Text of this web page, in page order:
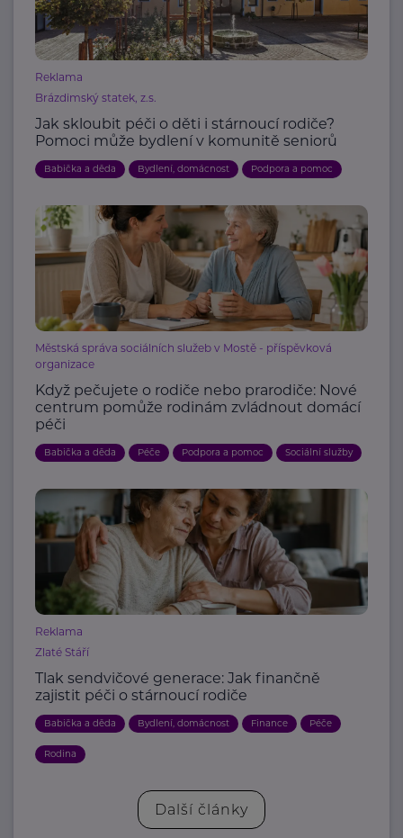
Reklama
Brázdimský statek, z.s.
Jak skloubit péči o děti i stárnoucí rodiče?
Pomoci může bydlení v komunitě seniorů
Babička a děda Bydlení, domácnost Podpora a pomoc
Městská správa sociálních služeb v Mostě - příspěvková
organizace
Když pečujete o rodiče nebo prarodiče: Nové
centrum pomůže rodinám zvládnout domácí
péči
Babička a děda Péče Podpora a pomoc Sociální služby
Reklama
Zlaté Stáří
Tlak sendvičové generace: Jak finančně
zajistit péči o stárnoucí rodiče
Babička a děda Bydlení, domácnost Finance Péče
Rodina
Další články